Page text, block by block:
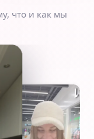
что и как мы